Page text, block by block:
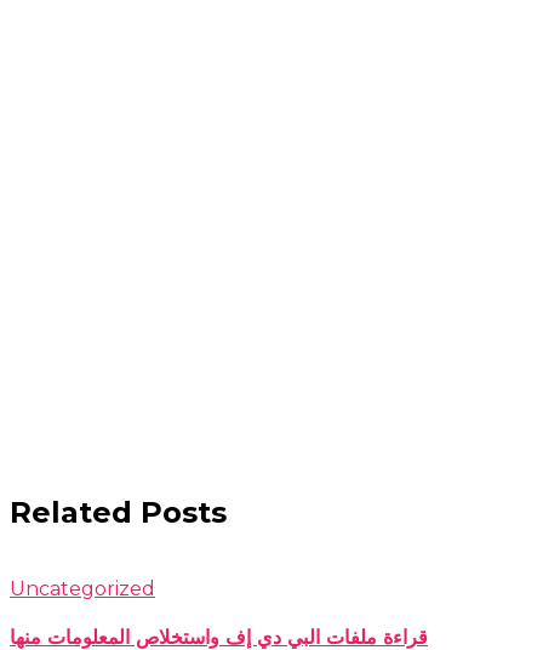
Related Posts
Uncategorized
قراءة ملفات البي دي إف واستخلاص المعلومات منها